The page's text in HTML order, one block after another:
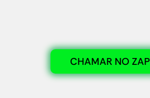
CHAMAR NO ZAP